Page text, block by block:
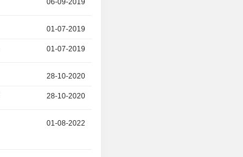
06-09-2019
01-07-2019
01-07-2019
28-10-2020
28-10-2020
01-08-2022